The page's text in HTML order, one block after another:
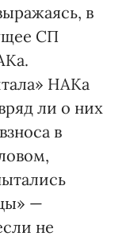
в
СП
НАКа
ли о них
в
—
не